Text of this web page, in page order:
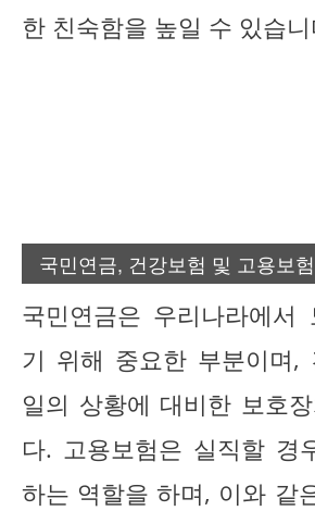
한 친숙함을 높일 수 있습
국민연금, 건강보험 및 고용보
국민연금은 우리나라에서
기 위해 중요한 부분이며,
일의 상황에 대비한 보호
다. 고용보험은 실직할 경
하는 역할을 하며, 이와 같